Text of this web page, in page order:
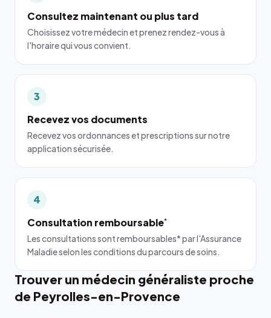
Consultez maintenant ou plus tard
Choisissez votre médecin et prenez rendez-vous à
l'horaire qui vous convient.
3
Recevez vos documents
Recevez vos ordonnances et prescriptions sur notre
application sécurisée.
4
Consultation remboursable*
Les consultations sont remboursables* par l'Assurance
Maladie selon les conditions du parcours de soins.
Trouver un médecin généraliste proche
de Peyrolles-en-Provence